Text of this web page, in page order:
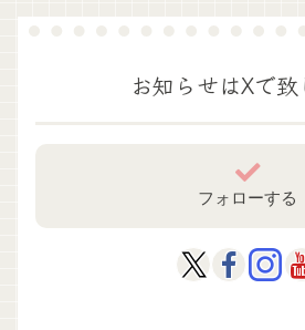
お知らせはXで
フォローする